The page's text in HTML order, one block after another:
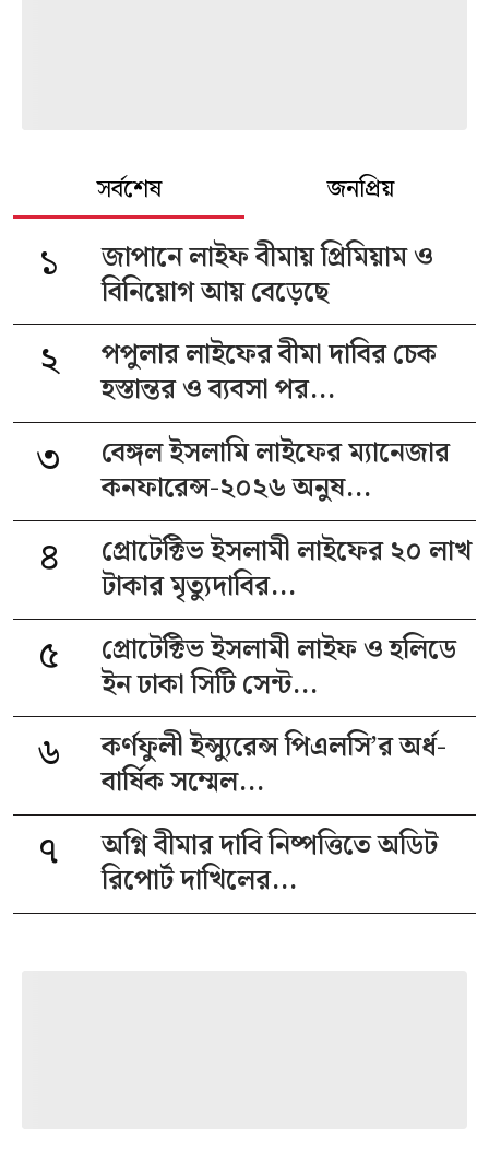
সর্বশেষ জনপ্রিয়
১
জাপানে লাইফ বীমায় প্রিমিয়াম ও
বিনিয়োগ আয় বেড়েছে
২
পপুলার লাইফের বীমা দাবির চেক
হস্তান্তর ও ব্যবসা পর...
৩
বেঙ্গল ইসলামি লাইফের ম্যানেজার
কনফারেন্স-২০২৬ অনুষ...
৪
প্রোটেক্টিভ ইসলামী লাইফের ২০ লাখ
টাকার মৃত্যুদাবির...
৫
প্রোটেক্টিভ ইসলামী লাইফ ও হলিডে
ইন ঢাকা সিটি সেন্ট...
৬
কর্ণফুলী ইন্স্যুরেন্স পিএলসি’র অর্ধ-
বার্ষিক সম্মেল...
৭
অগ্নি বীমার দাবি নিষ্পত্তিতে অডিট
রিপোর্ট দাখিলের...